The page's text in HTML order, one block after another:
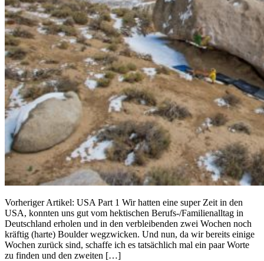
Vorheriger Artikel: USA Part 1 Wir hatten eine super Zeit in den
USA, konnten uns gut vom hektischen Berufs-/Familienalltag in
Deutschland erholen und in den verbleibenden zwei Wochen noch
kräftig (harte) Boulder wegzwicken. Und nun, da wir bereits einige
Wochen zurück sind, schaffe ich es tatsächlich mal ein paar Worte
zu finden und den zweiten […]